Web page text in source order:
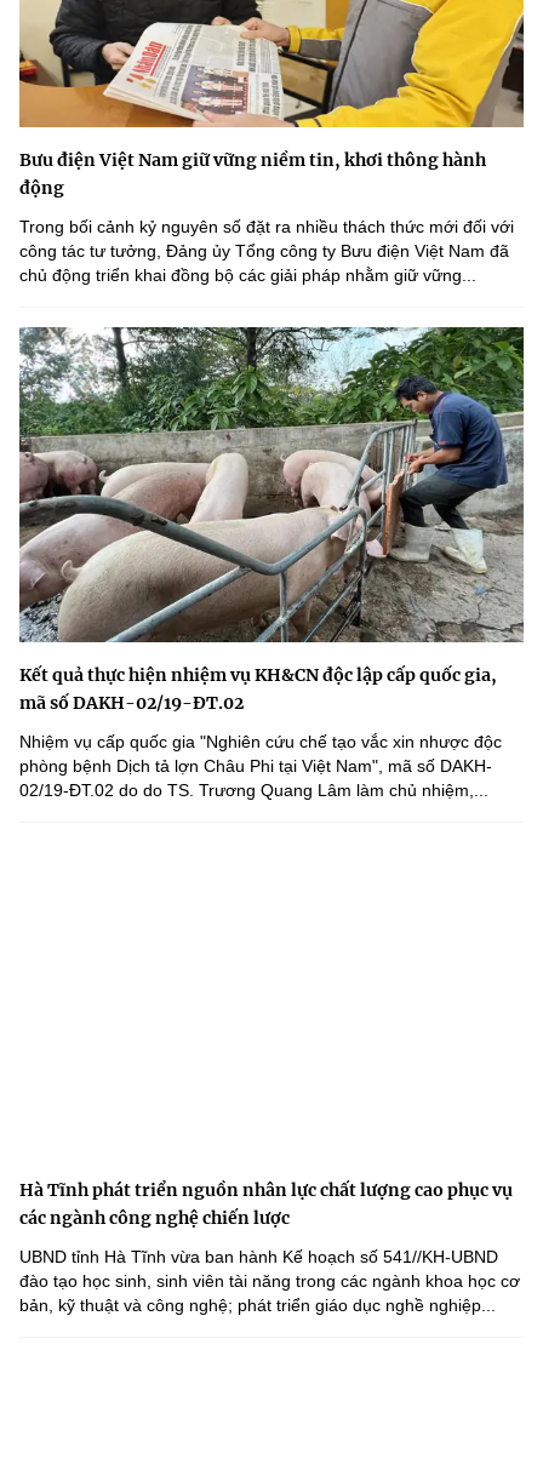
Bưu điện Việt Nam giữ vững niềm tin, khơi thông hành
động
Trong bối cảnh kỷ nguyên số đặt ra nhiều thách thức mới đối với
công tác tư tưởng, Đảng ủy Tổng công ty Bưu điện Việt Nam đã
chủ động triển khai đồng bộ các giải pháp nhằm giữ vững...
Kết quả thực hiện nhiệm vụ KH&CN độc lập cấp quốc gia,
mã số DAKH-02/19-ĐT.02
Nhiệm vụ cấp quốc gia "Nghiên cứu chế tạo vắc xin nhược độc
phòng bệnh Dịch tả lợn Châu Phi tại Việt Nam", mã số DAKH-
02/19-ĐT.02 do do TS. Trương Quang Lâm làm chủ nhiệm,...
Hà Tĩnh phát triển nguồn nhân lực chất lượng cao phục vụ
các ngành công nghệ chiến lược
UBND tỉnh Hà Tĩnh vừa ban hành Kế hoạch số 541//KH-UBND
đào tạo học sinh, sinh viên tài năng trong các ngành khoa học cơ
bản, kỹ thuật và công nghệ; phát triển giáo dục nghề nghiệp...